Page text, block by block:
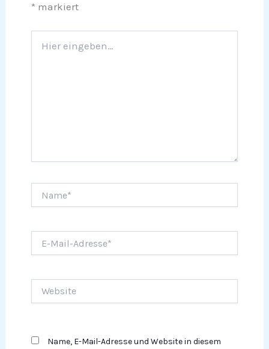
* markiert
eingeben…
Mail-
Name, E-Mail-Adresse und Website in diesem